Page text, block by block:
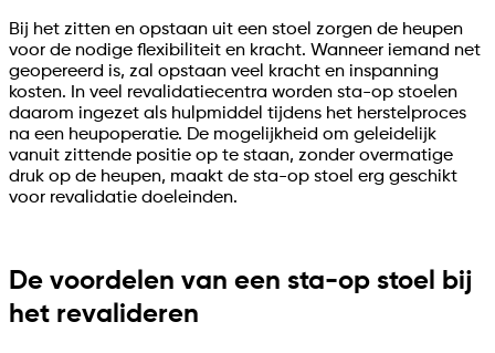
Bij het zitten en opstaan uit een stoel zorgen de heupen
voor de nodige flexibiliteit en kracht. Wanneer iemand net
geopereerd is, zal opstaan veel kracht en inspanning
kosten. In veel revalidatiecentra worden sta-op stoelen
daarom ingezet als hulpmiddel tijdens het herstelproces
na een heupoperatie. De mogelijkheid om geleidelijk
vanuit zittende positie op te staan, zonder overmatige
druk op de heupen, maakt de sta-op stoel erg geschikt
voor revalidatie doeleinden.
De voordelen van een sta-op stoel bij
het revalideren